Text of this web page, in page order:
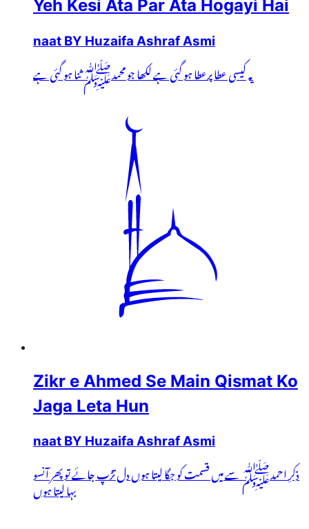
Yeh Kesi Ata Par Ata Hogayi Hai
naat BY Huzaifa Ashraf Asmi
یہ کیسی عطا پرعطا ہو گئی ہے لکھا جو محمدﷺ ثنا ہو گئی ہے
Zikr e Ahmed Se Main Qismat Ko
Jaga Leta Hun
naat BY Huzaifa Ashraf Asmi
ذکرِ احمدﷺ سے میں قسمت کو جگا لیتا ہوں دل تڑپ جائے تو پھر آنسو
بہا لیتا ہوں